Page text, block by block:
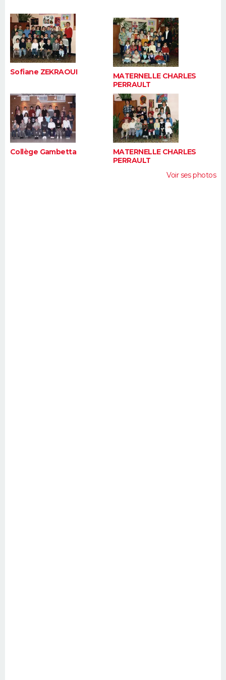
Bricolage
Lifestyle
Culture
Sport
Auto
Television
Voyage
Cinema
Sofiane ZEKRAOUI
MATERNELLE CHARLES
PERRAULT
Collège Gambetta
MATERNELLE CHARLES
PERRAULT
Voir ses photos